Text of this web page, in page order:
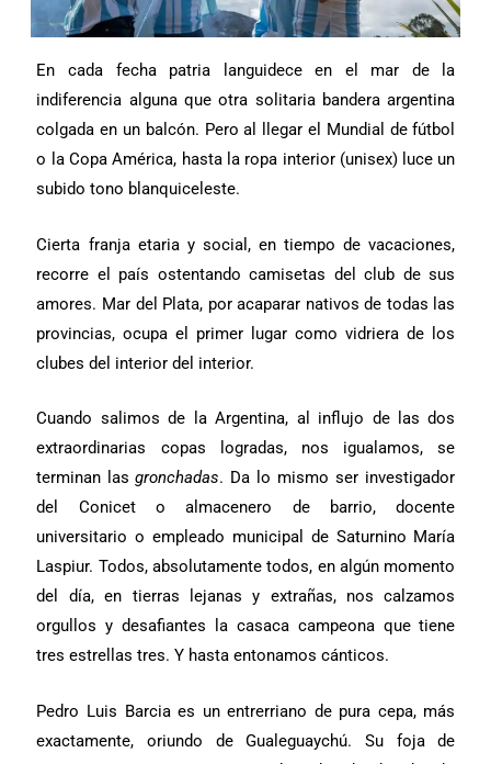
En cada fecha patria languidece en el mar de la
indiferencia alguna que otra solitaria bandera argentina
colgada en un balcón. Pero al llegar el Mundial de fútbol
o la Copa América, hasta la ropa interior (unisex) luce un
subido tono blanquiceleste.
Cierta franja etaria y social, en tiempo de vacaciones,
recorre el país ostentando camisetas del club de sus
amores. Mar del Plata, por acaparar nativos de todas las
provincias, ocupa el primer lugar como vidriera de los
clubes del interior del interior.
Cuando salimos de la Argentina, al influjo de las dos
extraordinarias copas logradas, nos igualamos, se
terminan lasgronchadas. Da lo mismo ser investigador
del Conicet o almacenero de barrio, docente
universitario o empleado municipal de Saturnino María
Laspiur. Todos, absolutamente todos, en algún momento
del día, en tierras lejanas y extrañas, nos calzamos
orgullos y desafiantes la casaca campeona que tiene
tres estrellas tres. Y hasta entonamos cánticos.
Pedro Luis Barcia es un entrerriano de pura cepa, más
exactamente, oriundo de Gualeguaychú. Su foja de